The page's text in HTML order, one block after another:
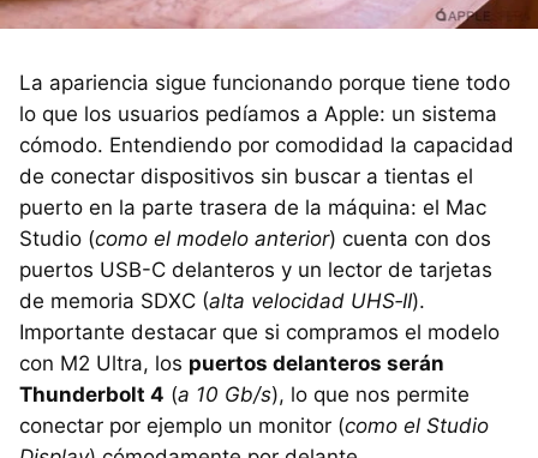
La apariencia sigue funcionando porque tiene todo
lo que los usuarios pedíamos a Apple: un sistema
cómodo. Entendiendo por comodidad la capacidad
de conectar dispositivos sin buscar a tientas el
puerto en la parte trasera de la máquina: el Mac
Studio (como el modelo anterior) cuenta con dos
puertos USB-C delanteros y un lector de tarjetas
de memoria SDXC (alta velocidad UHS‑II).
Importante destacar que si compramos el modelo
con M2 Ultra, los puertos delanteros serán
Thunderbolt 4 (a 10 Gb/s), lo que nos permite
conectar por ejemplo un monitor (como el Studio